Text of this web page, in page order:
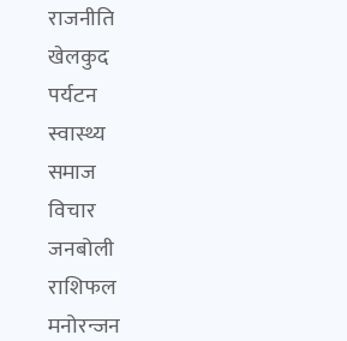
राजनीति
खेलकुद
पर्यटन
स्वास्थ्य
समाज
विचार
जनबोली
राशिफल
मनोरन्जन